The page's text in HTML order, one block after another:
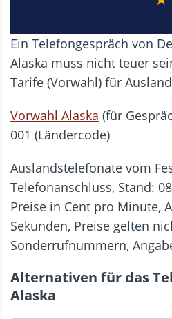
Ein Telefongespräch von
Alaska muss nicht teuer
Tarife (Vorwahl) für
Vorwahl Alaska (für
001 (Ländercode)
Auslandstelefonate vom
Telefonanschluss, Stand:
Preise in Cent pro Minute,
Sekunden, Preise gelten
Sonderrufnummern,
Alternativen für das
Alaska